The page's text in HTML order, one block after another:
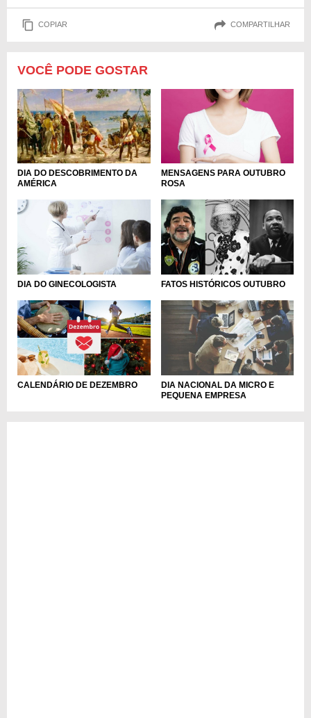
COPIAR COMPARTILHAR
VOCÊ PODE GOSTAR
DIA DO DESCOBRIMENTO DA
AMÉRICA
MENSAGENS PARA OUTUBRO
ROSA
DIA DO GINECOLOGISTA FATOS HISTÓRICOS OUTUBRO
CALENDÁRIO DE DEZEMBRO
DIA NACIONAL DA MICRO E
PEQUENA EMPRESA